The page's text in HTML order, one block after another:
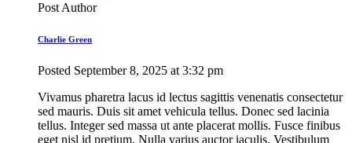
Post Author
Charlie Green
Posted September 8, 2025 at 3:32 pm
Vivamus pharetra lacus id lectus sagittis venenatis consectetur
sed mauris. Duis sit amet vehicula tellus. Donec sed lacinia
tellus. Integer sed massa ut ante placerat mollis. Fusce finibus
eget nisl id pretium. Nulla varius auctor iaculis. Vestibulum